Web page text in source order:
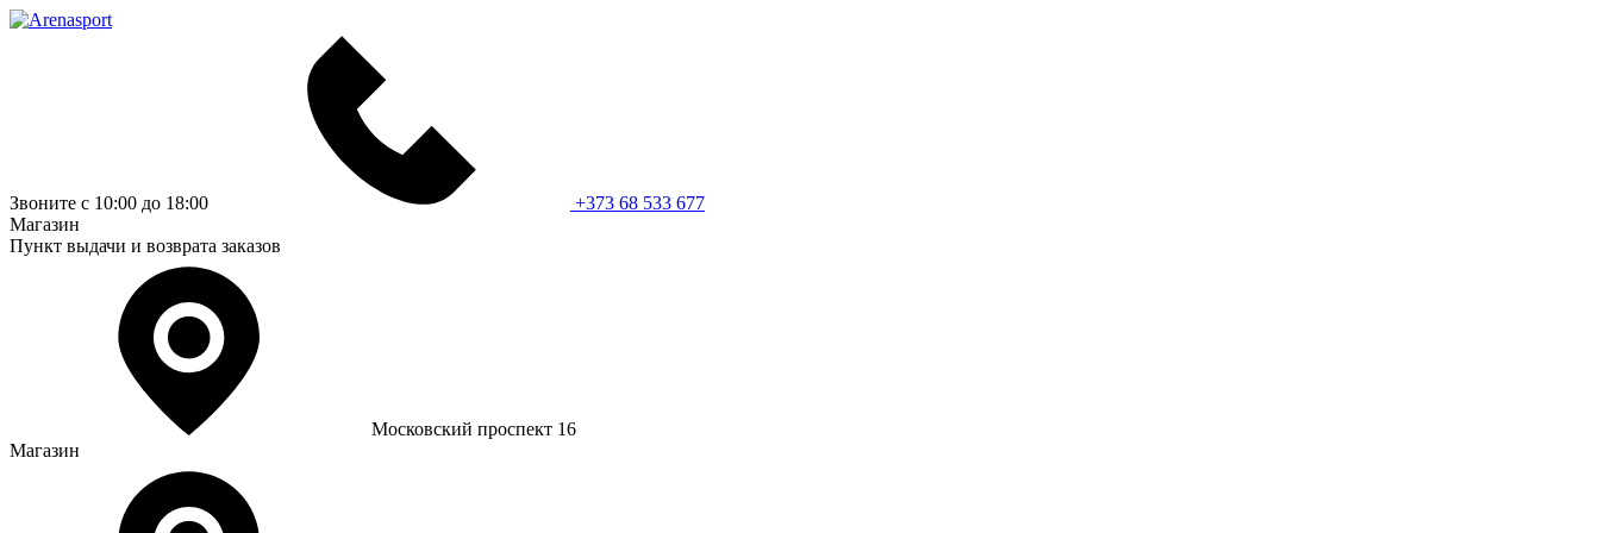
Звоните с 10:00 до 18:00
+373 68 533 677
Магазин
Пункт выдачи и возврата заказов
Московский проспект 16
Магазин